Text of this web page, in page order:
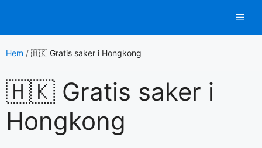
innehåll
Hem / 🇭🇰 Gratis saker i Hongkong
🇭🇰 Gratis saker i
Hongkong